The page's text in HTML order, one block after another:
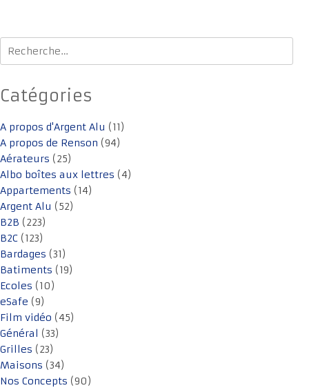
Rechercher :
Catégories
A propos d'Argent Alu (11)
A propos de Renson (94)
Aérateurs (25)
Albo boîtes aux lettres (4)
Appartements (14)
Argent Alu (52)
B2B (223)
B2C (123)
Bardages (31)
Batiments (19)
Ecoles (10)
eSafe (9)
Film vidéo (45)
Général (33)
Grilles (23)
Maisons (34)
Nos Concepts (90)